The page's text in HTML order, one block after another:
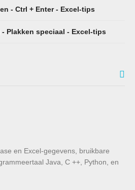
- Ctrl + Enter - Excel-tips
Plakken speciaal - Excel-tips
en Excel-gegevens, bruikbare
Java, C ++, Python, en